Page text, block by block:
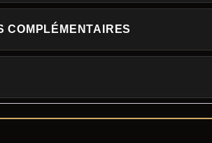
COMPLÉMENTAIRES